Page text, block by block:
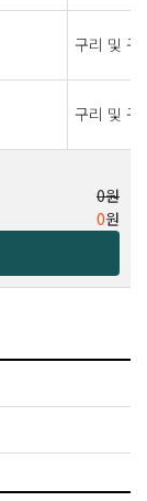
구리 및 구
구리 및 구
0원
0원